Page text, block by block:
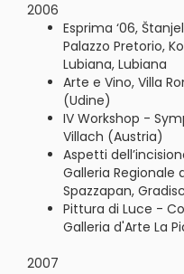
2006
Esprima ‘06,
Palazzo Pretorio,
Lubiana, Lubiana
Arte e Vino, Villa
(Udine)
IV Workshop -
Villach (Austria)
Aspetti
Galleria Regionale
Spazzapan,
Pittura di Luce -
Galleria d'Arte La
2007